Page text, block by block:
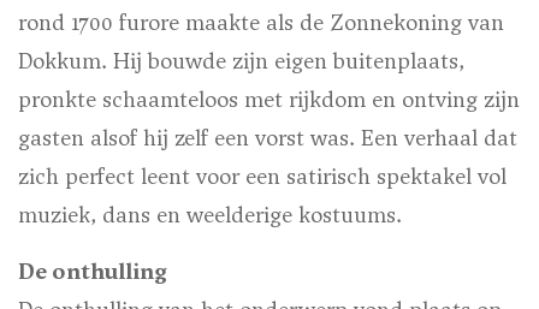
rond 1700 furore maakte als de Zonnekoning van
Dokkum. Hij bouwde zijn eigen buitenplaats,
pronkte schaamteloos met rijkdom en ontving zijn
gasten alsof hij zelf een vorst was. Een verhaal dat
zich perfect leent voor een satirisch spektakel vol
muziek, dans en weelderige kostuums.
De onthulling